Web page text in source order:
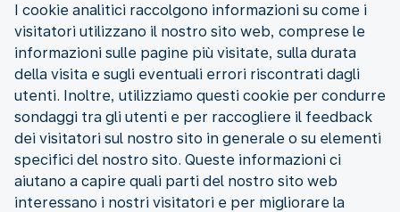
I cookie analitici raccolgono informazioni su come i
visitatori utilizzano il nostro sito web, comprese le
informazioni sulle pagine più visitate, sulla durata
della visita e sugli eventuali errori riscontrati dagli
utenti. Inoltre, utilizziamo questi cookie per condurre
sondaggi tra gli utenti e per raccogliere il feedback
dei visitatori sul nostro sito in generale o su elementi
specifici del nostro sito. Queste informazioni ci
aiutano a capire quali parti del nostro sito web
interessano i nostri visitatori e per migliorare la